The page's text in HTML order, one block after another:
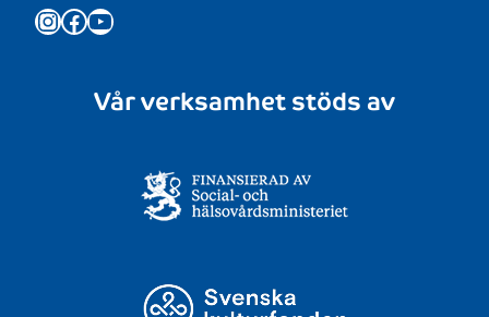
Instagram
Facebook
YouTube
Vår verksamhet stöds av